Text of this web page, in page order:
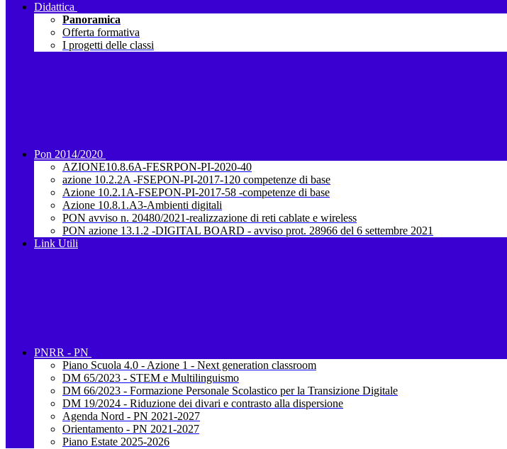
Didattica
Panoramica
Offerta formativa
I progetti delle classi
Pon 2014/2020
AZIONE10.8.6A-FESRPON-PI-2020-40
azione 10.2.2A -FSEPON-PI-2017-120 competenze di base
Azione 10.2.1A-FSEPON-PI-2017-58 -competenze di base
Azione 10.8.1.A3-Ambienti digitali
PON avviso n. 20480/2021-realizzazione di reti cablate e wireless
PON azione 13.1.2 -DIGITAL BOARD - avviso prot. 28966 del 6 settembre 2021
Link Utili
PNRR - PN
Piano Scuola 4.0 - Azione 1 - Next generation classroom
DM 65/2023 - STEM e Multilinguismo
DM 66/2023 - Formazione Personale Scolastico per la Transizione Digitale
DM 19/2024 - Riduzione dei divari e contrasto alla dispersione
Agenda Nord - PN 2021-2027
Orientamento - PN 2021-2027
Piano Estate 2025-2026